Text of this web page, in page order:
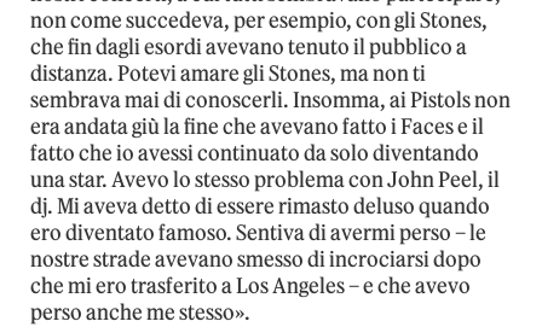
non come succedeva, per esempio, con gli Stones,
che fin dagli esordi avevano tenuto il pubblico a
distanza. Potevi amare gli Stones, ma non ti
sembrava mai di conoscerli. Insomma, ai Pistols non
era andata giù la fine che avevano fatto i Faces e il
fatto che io avessi continuato da solo diventando
una star. Avevo lo stesso problema con John Peel, il
dj. Mi aveva detto di essere rimasto deluso quando
ero diventato famoso. Sentiva di avermi perso – le
nostre strade avevano smesso di incrociarsi dopo
che mi ero trasferito a Los Angeles – e che avevo
perso anche me stesso».